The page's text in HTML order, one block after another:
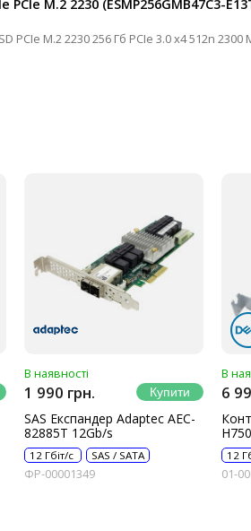
PCIe M.2 2230 (ESMP256GMB47C3-
В наявності
1 990 грн.
SAS Експандер Adaptec AEC-
82885T 12Gb/s
12 Гбіт/с SAS / SATA
ФР-00001349
В
6
12
01-